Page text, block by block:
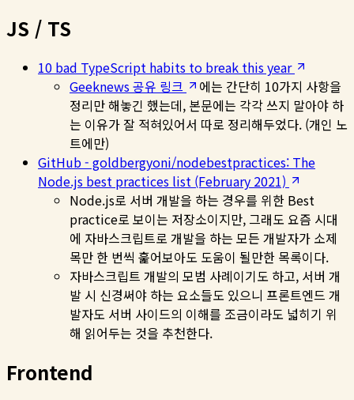
JS / TS
10 bad TypeScript habits to break this year
Geeknews 공유 링크
에는 간단히 10가지 사항을
정리만 해놓긴 했는데, 본문에는 각각 쓰지 말아야 하
는 이유가 잘 적혀있어서 따로 정리해두었다. (개인 노
트에만)
GitHub - goldbergyoni/nodebestpractices: The
Node.js best practices list (February 2021)
Node.js로 서버 개발을 하는 경우를 위한 Best
practice로 보이는 저장소이지만, 그래도 요즘 시대
에 자바스크립트로 개발을 하는 모든 개발자가 소제
목만 한 번씩 훑어보아도 도움이 될만한 목록이다.
자바스크립트 개발의 모범 사례이기도 하고, 서버 개
발 시 신경써야 하는 요소들도 있으니 프론트엔드 개
발자도 서버 사이드의 이해를 조금이라도 넓히기 위
해 읽어두는 것을 추천한다.
Frontend